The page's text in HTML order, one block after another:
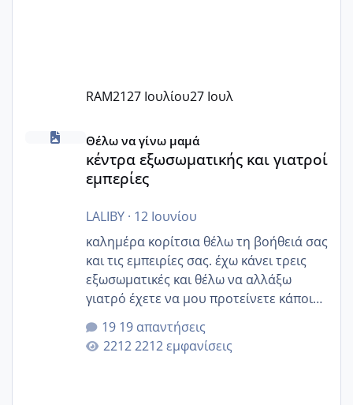
RAM2127 Ιουλίου27 Ιουλ
κέντρα εξωσωματικής και γιατροί εμπερίες
Θέλω να γίνω μαμά
κέντρα εξωσωματικής και γιατροί
εμπερίες
LALIBY· 12 Ιουνίου
καλημέρα κορίτσια θέλω τη βοήθειά σας
και τις εμπειρίες σας. έχω κάνει τρεις
εξωσωματικές και θέλω να αλλάξω
γιατρό έχετε να μου προτείνετε κάποιον
που μείνατε ευχαριστημένες και είχατε
επιιτυχία? έκανα στο υγεία με τον
ζερβομανωλάκη (δεν το εψαξε καθόλου
19 απαντήσεις
2212 εμφανίσεις